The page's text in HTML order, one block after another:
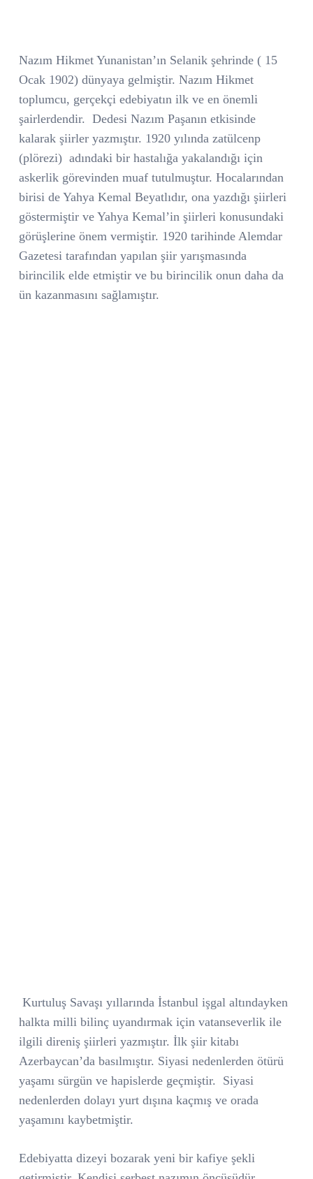
Nazım Hikmet Yunanistan’ın Selanik şehrinde ( 15
Ocak 1902) dünyaya gelmiştir. Nazım Hikmet
toplumcu, gerçekçi edebiyatın ilk ve en önemli
şairlerdendir. Dedesi Nazım Paşanın etkisinde
kalarak şiirler yazmıştır. 1920 yılında zatülcenp
(plörezi) adındaki bir hastalığa yakalandığı için
askerlik görevinden muaf tutulmuştur. Hocalarından
birisi de Yahya Kemal Beyatlıdır, ona yazdığı şiirleri
göstermiştir ve Yahya Kemal’in şiirleri konusundaki
görüşlerine önem vermiştir. 1920 tarihinde Alemdar
Gazetesi tarafından yapılan şiir yarışmasında
birincilik elde etmiştir ve bu birincilik onun daha da
ün kazanmasını sağlamıştır.
Kurtuluş Savaşı yıllarında İstanbul işgal altındayken
halkta milli bilinç uyandırmak için vatanseverlik ile
ilgili direniş şiirleri yazmıştır. İlk şiir kitabı
Azerbaycan’da basılmıştır. Siyasi nedenlerden ötürü
yaşamı sürgün ve hapislerde geçmiştir.
Siyasi
nedenlerden dolayı yurt dışına kaçmış ve orada
yaşamını kaybetmiştir.
Edebiyatta dizeyi bozarak yeni bir kafiye şekli